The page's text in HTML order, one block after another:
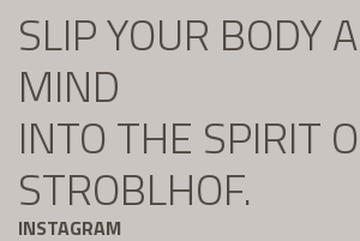
SLIP YOUR BODY
MIND
INTO THE SPIRIT
STROBLHOF.
INSTAGRAM